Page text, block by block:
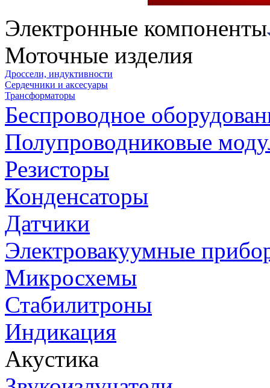
Электронные компоненты
Моточные изделия
Дроссели, индуктивности
Сердечники и аксесуары
Трансформаторы
Беспроводное
Полупроводниковые
Резисторы
Конденсаторы
Датчики
Электровакуумные
Микросхемы
Стабилитроны
Индикация
Акустика